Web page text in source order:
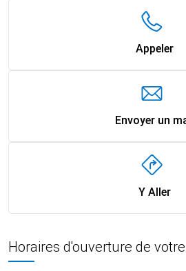
Appeler
Envoyer un
Y Aller
Horaires d'ouverture de